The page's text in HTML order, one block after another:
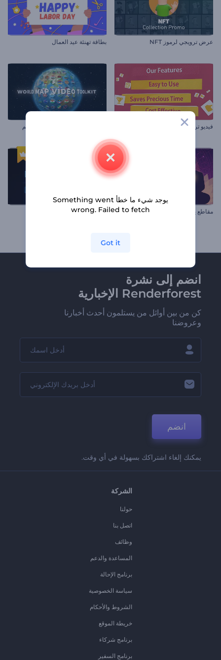
عرض ترويجي لرموز NFT بطاقة تهنئة عيد العمال
فيديو ترويج المنتج أو الخدمة مجموعة أدوات لفيديو خريطة العالم
مقاطع يوم البوذية شعار نيون سريع متحرك
انضم إلى نشرة
Renderforest الإخبارية
كن من بين أوائل من يستلمون أحدث أخبارنا
وعروضنا
انضم
يمكنك إلغاء اشتراكك بسهولة في أي وقت.
الشركة
حولنا
اتصل بنا
وظائف
المساعدة والدعم
برنامج الإحالة
سياسة الخصوصية
الشروط والأحكام
خريطة الموقع
برنامج شركاء
برنامج السفير
يوجد شيء ما خطأ Something went
wrong. Failed to fetch
Got it